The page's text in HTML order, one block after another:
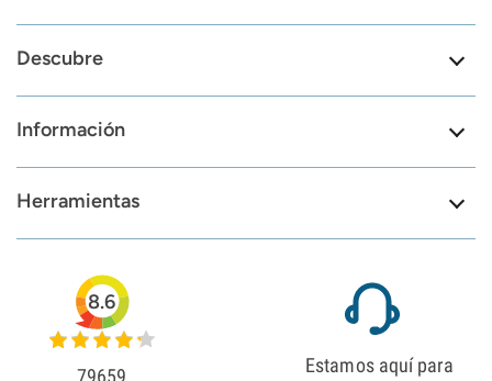
Descubre
Información
Herramientas
8.6
79659
Estamos aquí para